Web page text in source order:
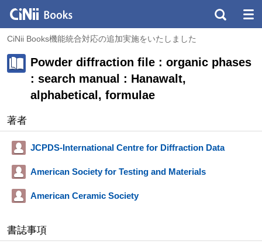
CiNii Books機能統合対応の追加実施をいたしました
Powder diffraction file : organic phases
: search manual : Hanawalt,
alphabetical, formulae
著者
JCPDS-International Centre for Diffraction Data
American Society for Testing and Materials
American Ceramic Society
書誌事項